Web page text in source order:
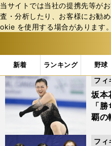
当サイトでは当社の提携先等が
査・分析したり、お客様にお勧
okie を使⽤する場合があります
新着 ランキング 野球
b
ス
ポ
ル
テ
バ
「#イ・ヘイン」の最新
坂本
「
覇の
フィ
フィ